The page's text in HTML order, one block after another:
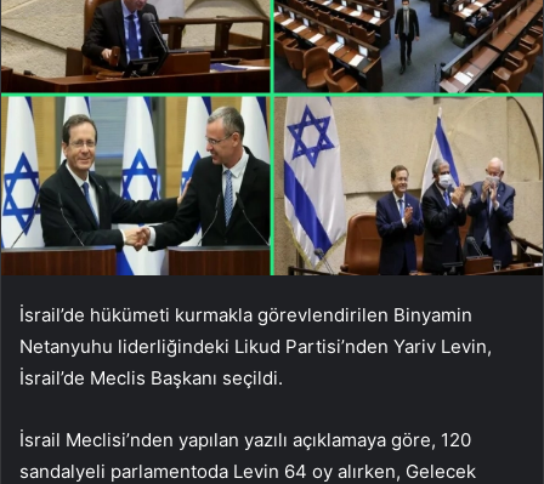
İsrail’de hükümeti kurmakla görevlendirilen Binyamin
Netanyuhu liderliğindeki Likud Partisi’nden Yariv Levin,
İsrail’de Meclis Başkanı seçildi.
İsrail Meclisi’nden yapılan yazılı açıklamaya göre, 120
sandalyeli parlamentoda Levin 64 oy alırken, Gelecek